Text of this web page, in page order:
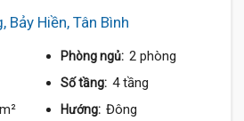
Bảy Hiền, Tân Bình
Phòng ngủ: 2 phòng
Số tầng: 4 tầng
Hướng: Đông